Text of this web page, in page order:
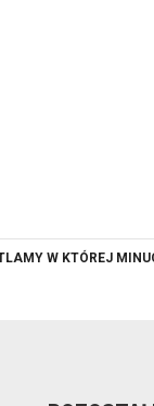
W KTÓREJ